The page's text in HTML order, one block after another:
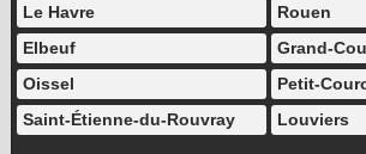
Le Havre
Rouen
Elbeuf
Grand-
Oissel
Petit-
Saint-Étienne-du-Rouvray
Louviers